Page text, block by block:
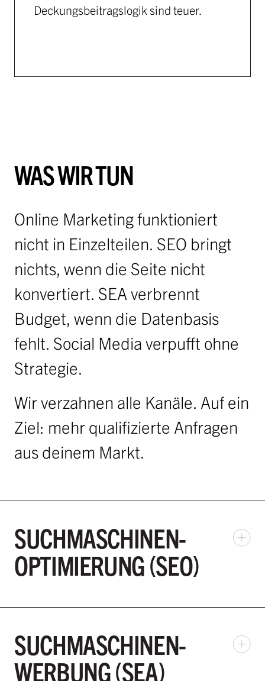
Deckungsbeitragslogik sind teuer.
WAS WIR TUN
Online Marketing funktioniert
nicht in Einzelteilen. SEO bringt
nichts, wenn die Seite nicht
konvertiert. SEA verbrennt
Budget, wenn die Datenbasis
fehlt. Social Media verpufft ohne
Strategie.
Wir verzahnen alle Kanäle. Auf ein
Ziel: mehr qualifizierte Anfragen
aus deinem Markt.
SUCHMASCHINEN-
OPTIMIERUNG (SEO)
SUCHMASCHINEN-
WERBUNG (SEA)